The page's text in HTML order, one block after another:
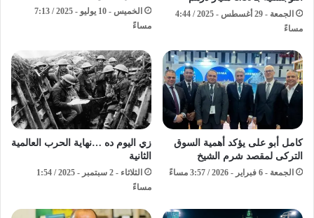
الجمعة - 29 أغسطس - 2025 / 4:44
مساءً
الخميس - 10 يوليو - 2025 / 7:13
مساءً
كامل أبو على يؤكد أهمية السوق
التركى لمقصد شرم الشيخ
الجمعة - 6 فبراير - 2026 / 3:57 مساءً
زي اليوم ده …نهاية الحرب العالمية
الثانية
الثلاثاء - 2 سبتمبر - 2025 / 1:54
مساءً